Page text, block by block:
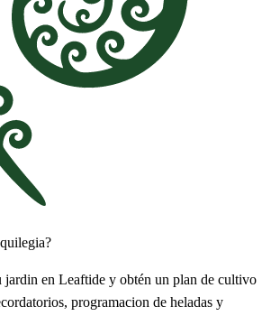
jardin en Leaftide y obtén un plan de cultivo
programacion de heladas y